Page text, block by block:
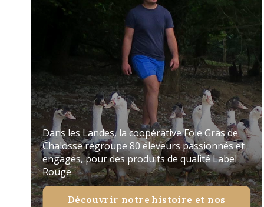
Dans les Landes, la coopérative Foie Gras de
Chalosse regroupe 80 éleveurs passionnés et
engagés, pour des produits de qualité Label
Rouge.
Découvrir notre histoire et nos